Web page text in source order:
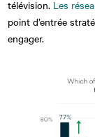
télévision. Les
point d’entrée
engager.